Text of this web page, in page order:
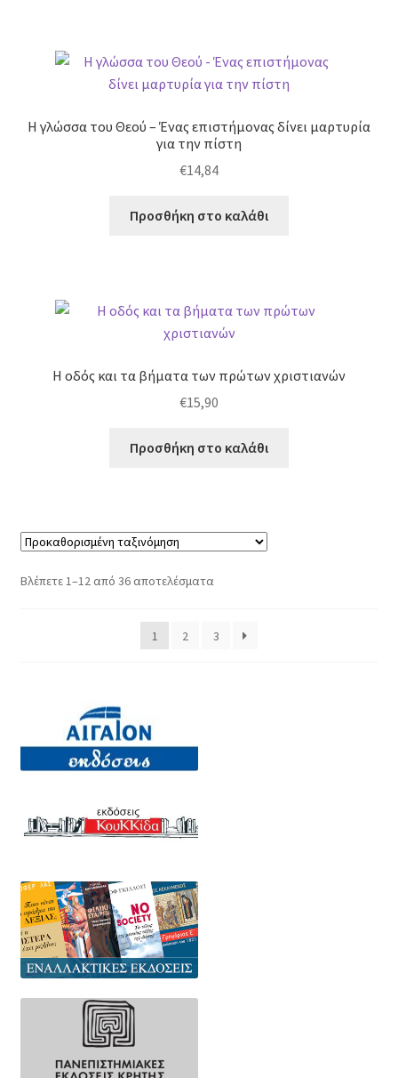
Η γλώσσα του Θεού – Ένας επιστήμονας δίνει μαρτυρία
για την πίστη
€14,84
Προσθήκη στο καλάθι
Η οδός και τα βήματα των πρώτων χριστιανών
€15,90
Προσθήκη στο καλάθι
Βλέπετε 1–12 από 36 αποτελέσματα
1 2 3